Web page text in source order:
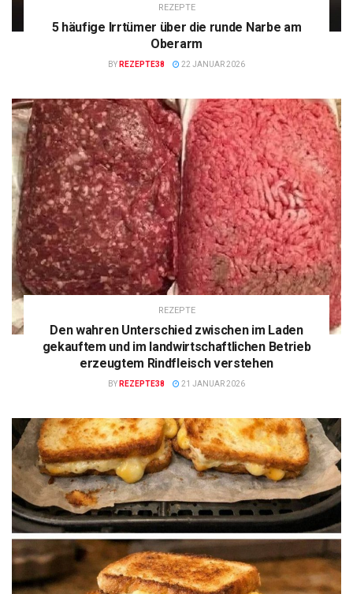
REZEPTE
5 häufige Irrtümer über die runde Narbe am
Oberarm
BY REZEPTE38 22 JANUAR 2026
REZEPTE
Den wahren Unterschied zwischen im Laden
gekauftem und im landwirtschaftlichen Betrieb
erzeugtem Rindfleisch verstehen
BY REZEPTE38 21 JANUAR 2026